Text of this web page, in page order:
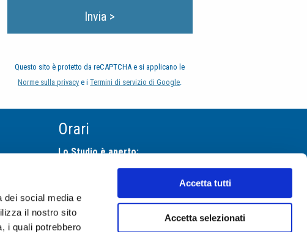
dei social media e
il nostro sito
i quali potrebbero
Accetta tutti
Accetta selezionati
Questo sito è protetto da reCAPTCHA e si applicano le
Norme sulla privacy e iTermini di servizio di Google.
Orari
Lo Studio è aperto:
14.00-19.00
Mer